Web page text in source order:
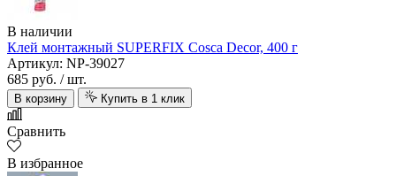
В наличии
Клей монтажный SUPERFIX Cosca Decor, 400 г
Артикул: NP-39027
685 руб. / шт.
В корзину Купить в 1 клик
Сравнить
В избранное